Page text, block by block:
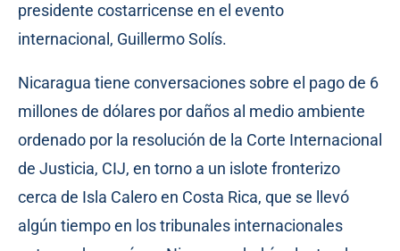
presidente costarricense en el evento
internacional, Guillermo Solís.
Nicaragua tiene conversaciones sobre el pago de 6
millones de dólares por daños al medio ambiente
ordenado por la resolución de la Corte Internacional
de Justicia, CIJ, en torno a un islote fronterizo
cerca de Isla Calero en Costa Rica, que se llevó
algún tiempo en los tribunales internacionales